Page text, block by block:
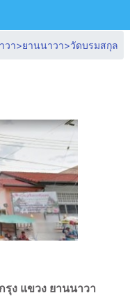
วา>ยานนาวา>วัดบรมสกุล
รุง แขวง ยานนาวา